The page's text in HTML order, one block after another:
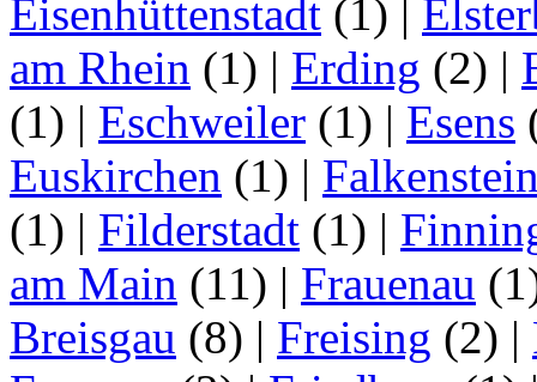
Eisenhüttenstadt (1) |
am Rhein (1) | Erding (2) |
(1) | Eschweiler (1) | Esens
Euskirchen (1) |
(1) | Filderstadt (1) |
am Main (11) | Frauenau
Breisgau (8) | Freising (2) |